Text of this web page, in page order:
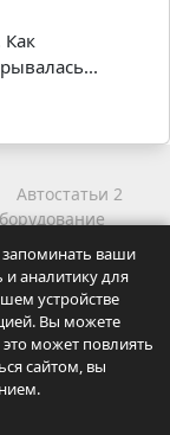
Как
Автостатьи 2
сайта
Политикой
ваши
и аналитику для
устройстве
Вы можете
может повлиять
сайтом, вы